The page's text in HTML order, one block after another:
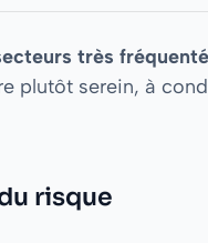
très
plutôt serein, à
risque